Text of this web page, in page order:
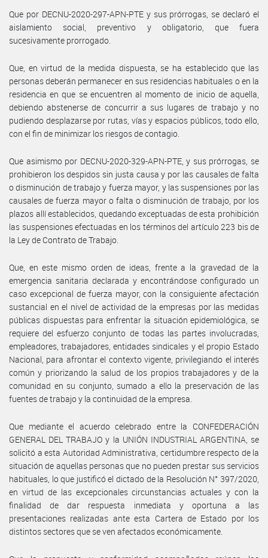
Que por DECNU-2020-297-APN-PTE y sus prórrogas, se declaró el
aislamiento social, preventivo y obligatorio, que fuera
sucesivamente prorrogado.
Que, en virtud de la medida dispuesta, se ha establecido que las
personas deberán permanecer en sus residencias habituales o en la
residencia en que se encuentren al momento de inicio de aquella,
debiendo abstenerse de concurrir a sus lugares de trabajo y no
pudiendo desplazarse por rutas, vías y espacios públicos, todo ello,
con el fin de minimizar los riesgos de contagio.
Que asimismo por DECNU-2020-329-APN-PTE, y sus prórrogas, se
prohibieron los despidos sin justa causa y por las causales de falta
o disminución de trabajo y fuerza mayor, y las suspensiones por las
causales de fuerza mayor o falta o disminución de trabajo, por los
plazos allí establecidos, quedando exceptuadas de esta prohibición
las suspensiones efectuadas en los términos del artículo 223 bis de
la Ley de Contrato de Trabajo.
Que, en este mismo orden de ideas, frente a la gravedad de la
emergencia sanitaria declarada y encontrándose configurado un
caso excepcional de fuerza mayor, con la consiguiente afectación
sustancial en el nivel de actividad de la empresas por las medidas
públicas dispuestas para enfrentar la situación epidemiológica, se
requiere del esfuerzo conjunto de todas las partes involucradas,
empleadores, trabajadores, entidades sindicales y el propio Estado
Nacional, para afrontar el contexto vigente, privilegiando el interés
común y priorizando la salud de los propios trabajadores y de la
comunidad en su conjunto, sumado a ello la preservación de las
fuentes de trabajo y la continuidad de la empresa.
Que mediante el acuerdo celebrado entre la CONFEDERACIÓN
GENERAL DEL TRABAJO y la UNIÓN INDUSTRIAL ARGENTINA, se
solicitó a esta Autoridad Administrativa, certidumbre respecto de la
situación de aquellas personas que no pueden prestar sus servicios
habituales, lo que justificó el dictado de la Resolución N° 397/2020,
en virtud de las excepcionales circunstancias actuales y con la
finalidad de dar respuesta inmediata y oportuna a las
presentaciones realizadas ante esta Cartera de Estado por los
distintos sectores que se ven afectados económicamente.